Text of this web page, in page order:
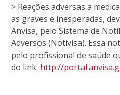
> Reações adversas a
as graves e inesperadas,
Anvisa, pelo Sistema de
Adversos (Notivisa). Essa
pelo profissional de saúde
do link: http://